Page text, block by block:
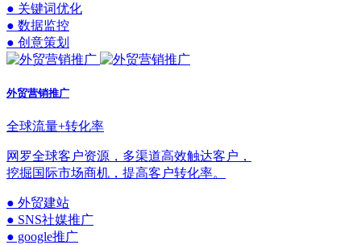
● 关键词优化
● 数据监控
● 创意策划
外贸营销推广
全球流量+转化率
网罗全球客户资源，多渠道高效触达客户，
挖掘国际市场商机，提高客户转化率。
● 外贸建站
● SNS社媒推广
● google推广